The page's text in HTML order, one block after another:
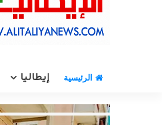
الرئيسية إيطاليا